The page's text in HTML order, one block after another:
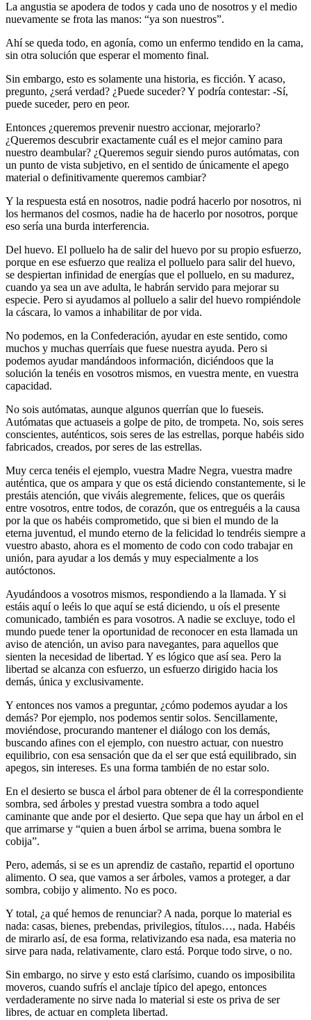
La angustia se apodera de todos y cada uno de nosotros y el medio
nuevamente se frota las manos: “ya son nuestros”.
Ahí se queda todo, en agonía, como un enfermo tendido en la cama,
sin otra solución que esperar el momento final.
Sin embargo, esto es solamente una historia, es ficción. Y acaso,
pregunto, ¿será verdad? ¿Puede suceder? Y podría contestar: -Sí,
puede suceder, pero en peor.
Entonces ¿queremos prevenir nuestro accionar, mejorarlo?
¿Queremos descubrir exactamente cuál es el mejor camino para
nuestro deambular? ¿Queremos seguir siendo puros autómatas, con
un punto de vista subjetivo, en el sentido de únicamente el apego
material o definitivamente queremos cambiar?
Y la respuesta está en nosotros, nadie podrá hacerlo por nosotros, ni
los hermanos del cosmos, nadie ha de hacerlo por nosotros, porque
eso sería una burda interferencia.
Del huevo. El polluelo ha de salir del huevo por su propio esfuerzo,
porque en ese esfuerzo que realiza el polluelo para salir del huevo,
se despiertan infinidad de energías que el polluelo, en su madurez,
cuando ya sea un ave adulta, le habrán servido para mejorar su
especie. Pero si ayudamos al polluelo a salir del huevo rompiéndole
la cáscara, lo vamos a inhabilitar de por vida.
No podemos, en la Confederación, ayudar en este sentido, como
muchos y muchas querríais que fuese nuestra ayuda. Pero si
podemos ayudar mandándoos información, diciéndoos que la
solución la tenéis en vosotros mismos, en vuestra mente, en vuestra
capacidad.
No sois autómatas, aunque algunos querrían que lo fueseis.
Autómatas que actuaseis a golpe de pito, de trompeta. No, sois seres
conscientes, auténticos, sois seres de las estrellas, porque habéis sido
fabricados, creados, por seres de las estrellas.
Muy cerca tenéis el ejemplo, vuestra Madre Negra, vuestra madre
auténtica, que os ampara y que os está diciendo constantemente, si le
prestáis atención, que viváis alegremente, felices, que os queráis
entre vosotros, entre todos, de corazón, que os entreguéis a la causa
por la que os habéis comprometido, que si bien el mundo de la
eterna juventud, el mundo eterno de la felicidad lo tendréis siempre a
vuestro abasto, ahora es el momento de codo con codo trabajar en
unión, para ayudar a los demás y muy especialmente a los
autóctonos.
Ayudándoos a vosotros mismos, respondiendo a la llamada. Y si
estáis aquí o leéis lo que aquí se está diciendo, u oís el presente
comunicado, también es para vosotros. A nadie se excluye, todo el
mundo puede tener la oportunidad de reconocer en esta llamada un
aviso de atención, un aviso para navegantes, para aquellos que
sienten la necesidad de libertad. Y es lógico que así sea. Pero la
libertad se alcanza con esfuerzo, un esfuerzo dirigido hacia los
demás, única y exclusivamente.
Y entonces nos vamos a preguntar, ¿cómo podemos ayudar a los
demás? Por ejemplo, nos podemos sentir solos. Sencillamente,
moviéndose, procurando mantener el diálogo con los demás,
buscando afines con el ejemplo, con nuestro actuar, con nuestro
equilibrio, con esa sensación que da el ser que está equilibrado, sin
apegos, sin intereses. Es una forma también de no estar solo.
En el desierto se busca el árbol para obtener de él la correspondiente
sombra, sed árboles y prestad vuestra sombra a todo aquel
caminante que ande por el desierto. Que sepa que hay un árbol en el
que arrimarse y “quien a buen árbol se arrima, buena sombra le
cobija”.
Pero, además, si se es un aprendiz de castaño, repartid el oportuno
alimento. O sea, que vamos a ser árboles, vamos a proteger, a dar
sombra, cobijo y alimento. No es poco.
Y total, ¿a qué hemos de renunciar? A nada, porque lo material es
nada: casas, bienes, prebendas, privilegios, títulos…, nada. Habéis
de mirarlo así, de esa forma, relativizando esa nada, esa materia no
sirve para nada, relativamente, claro está. Porque todo sirve, o no.
Sin embargo, no sirve y esto está clarísimo, cuando os imposibilita
moveros, cuando sufrís el anclaje típico del apego, entonces
verdaderamente no sirve nada lo material si este os priva de ser
libres, de actuar en completa libertad.